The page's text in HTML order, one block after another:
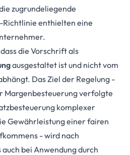
zugrundeliegende
enthielten eine
die Vorschrift als
ausgestaltet ist und nicht vom
Das Ziel der Regelung -
Margenbesteuerung verfolgte
komplexer
Gewährleistung einer fairen
- wird nach
bei Anwendung durch